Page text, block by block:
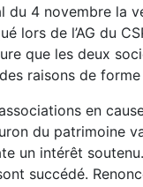
4 novembre la
lors de l’AG du
que les deux
raisons de
en
du patrimoine
un intérêt
succédé.